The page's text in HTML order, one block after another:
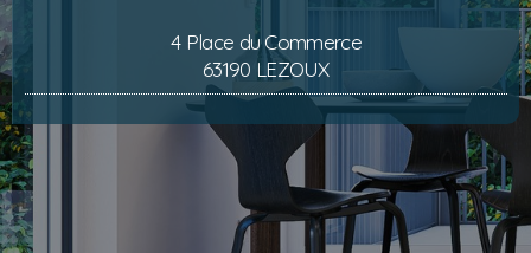
4 Place du Commerce
63190 LEZOUX